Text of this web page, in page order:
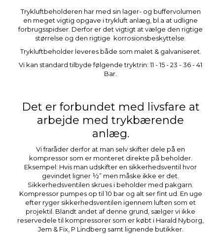
Trykluftbeholderen har med sin lager- og buffervolumen
en meget vigtig opgave i trykluft anlæg, bl.a at udligne
forbrugsspidser. Derfor er det vigtigt at vælge den rigtige
størrelse og den rigtige korrosionsbeskyttelse.
Trykluftbeholder leveres både som malet & galvaniseret.
Vi kan standard tilbyde følgende tryktrin: 11 - 15 - 23 - 36 - 41
Bar.
Det er forbundet med livsfare at
arbejde med trykbærende
anlæg.
Vi fraråder derfor at man selv skifter dele på en
kompressor som er monteret direkte på beholder.
Eksempel: Hvis man udskifter en sikkerhedsventil hvor
gevindet ligner ½” men måske ikke er det.
Sikkerhedsventilen skrues i beholder med pakgarn.
Kompressor pumpes op til 10 bar og alt ser fint ud. En uge
efter ryger sikkerhedsventilen igennem luften som et
projektil. Blandt andet af denne grund, sælger vi ikke
reservedele til kompressorer som er købt i Harald Nyborg,
Jem & Fix, P Lindberg samt lignende butikker.